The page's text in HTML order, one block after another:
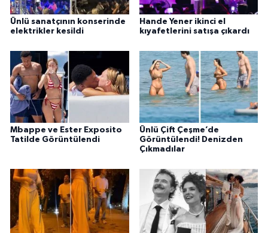
Ünlü sanatçının konserinde
elektrikler kesildi
Hande Yener ikinci el
kıyafetlerini satışa çıkardı
Mbappe ve Ester Exposito
Tatilde Görüntülendi
Ünlü Çift Çeşme’de
Görüntülendi! Denizden
Çıkmadılar